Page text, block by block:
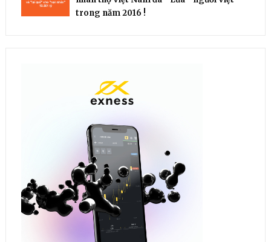
trong năm 2016 !